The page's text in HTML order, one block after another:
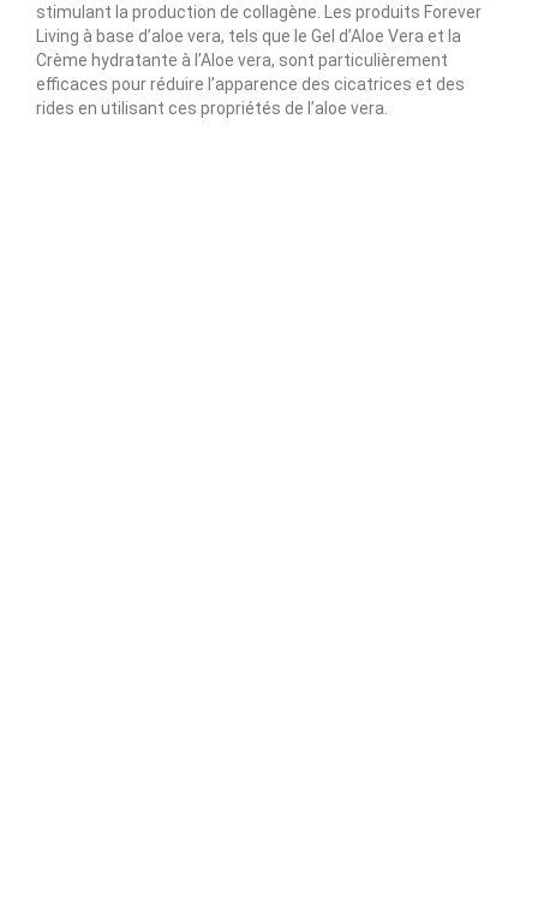
stimulant la production de collagène. Les produits Forever
Living à base d’aloe vera, tels que le Gel d’Aloe Vera et la
Crème hydratante à l’Aloe vera, sont particulièrement
efficaces pour réduire l’apparence des cicatrices et des
rides en utilisant ces propriétés de l’aloe vera.